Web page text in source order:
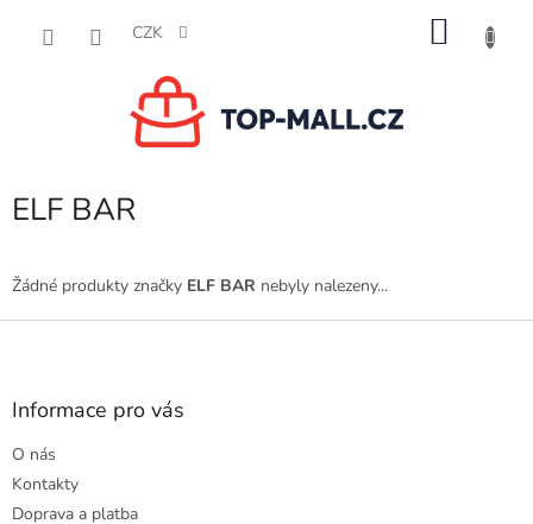
CZK
ELF BAR
Žádné produkty značky ELF BAR nebyly nalezeny...
Z
Informace pro vás
O nás
Kontakty
Doprava a platba